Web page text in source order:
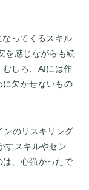
ってくるスキル
を感じながらも続
しろ、AIには作
欠かせないもの
ンのリスキリング
すスキルやセン
は、心強かったで